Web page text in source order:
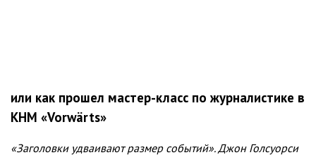
или как прошел мастер-класс по журналистике в
КНМ «Vorwärts»
«Заголовки удваивают размер событий». Джон Голсуорси